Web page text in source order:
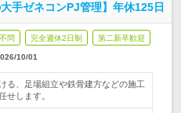
手ゼネコンPJ管理】年休125日
問 完全週休2日制 第二新卒歓迎
10/01
る、足場組立や鉄骨建方などの施工
せします。